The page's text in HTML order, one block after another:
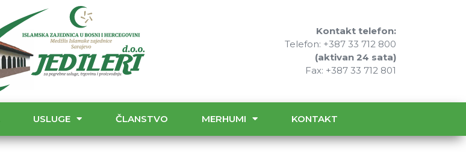
Kontakt telefon:
Telefon: +387 33 712 800
(aktivan 24 sata)
Fax: +387 33 712 801
USLUGE ČLANSTVO MERHUMI KONTAKT